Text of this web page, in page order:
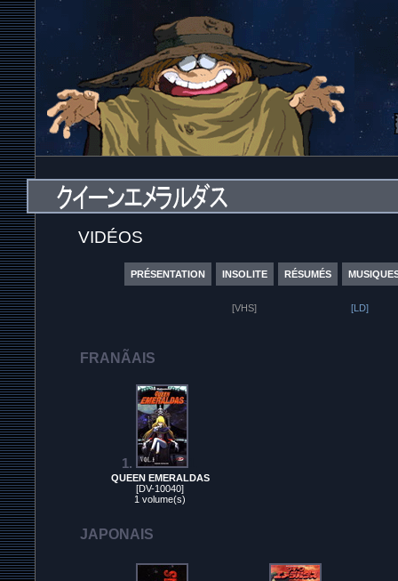
VIDÉOS
PRÉSENTATION INSOLITE RÉSUMÉS
[VHS] [LD]
FRANÃAIS
1.
QUEEN EMERALDAS
[DV-10040]
1 volume(s)
JAPONAIS